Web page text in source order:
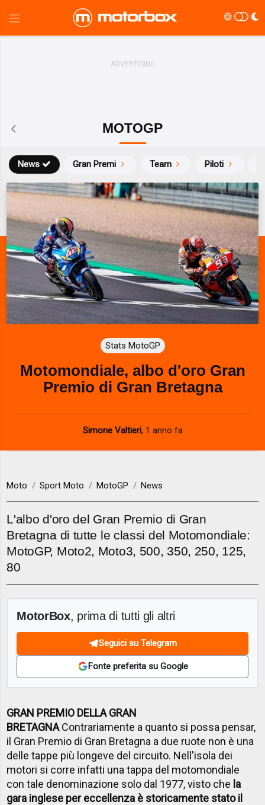
MOTOGP
News Gran Premi Team Piloti
Stats MotoGP
Motomondiale, albo d'oro Gran
Premio di Gran Bretagna
Simone Valtieri, 1 anno fa
Moto Sport Moto MotoGP News
L'albo d'oro del Gran Premio di Gran
Bretagna di tutte le classi del Motomondiale:
MotoGP, Moto2, Moto3, 500, 350, 250, 125,
80
MotorBox, prima di tutti gli altri
Seguici su Telegram
Fonte preferita su Google
GRAN PREMIO DELLA GRAN
BRETAGNAContrariamente a quanto si possa pensar,
il Gran Premio di Gran Bretagna a due ruote non è una
delle tappe più longeve del circuito. Nell'isola dei
motori si corre infatti una tappa del motomondiale
con tale denominazione solo dal 1977, visto che la
gara inglese per eccellenza è storicamente stato il